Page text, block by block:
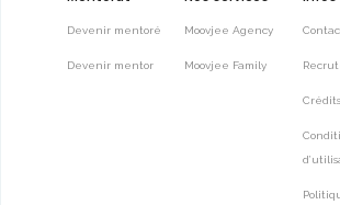
Devenir mentoré
Devenir mentor
Moovjee Agency
Moovjee Family
Crédits